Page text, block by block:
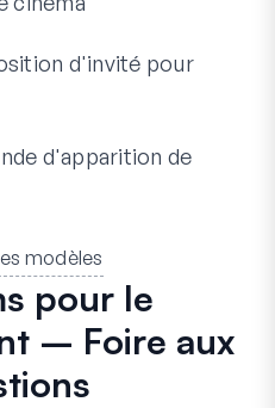
d'invité pour
d'apparition de
modèles
pour le
– Foire aux